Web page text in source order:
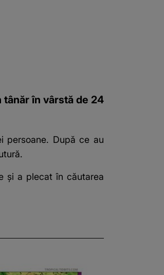
în vârstă de 24
persoane. După ce au
și a plecat în căutarea